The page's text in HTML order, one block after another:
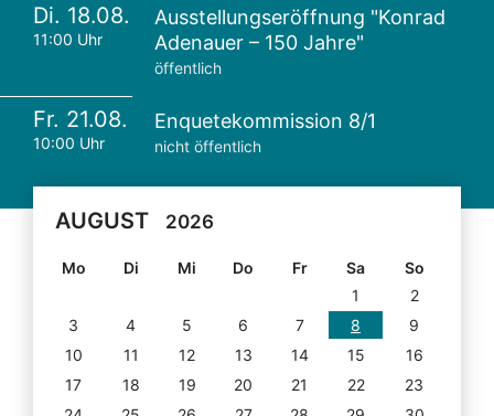
Di. 18.08.
11:00 Uhr
Ausstellungseröffnung "Konrad
Adenauer – 150 Jahre"
öffentlich
Fr. 21.08.
10:00 Uhr
Enquetekommission 8/1
nicht öffentlich
AUGUST 2026
Mo Di Mi Do Fr Sa
So
1
2
3
4 5 6 7 8
9
10
11 12 13 14 15
16
17
18 19 20 21 22
23